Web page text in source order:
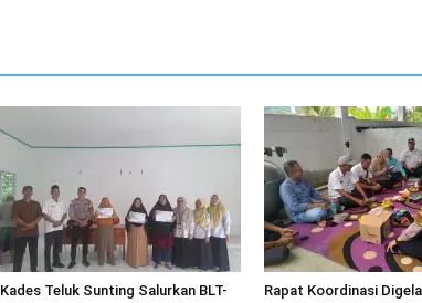
Kades Teluk Sunting Salurkan BLT-
Rapat Koordinasi